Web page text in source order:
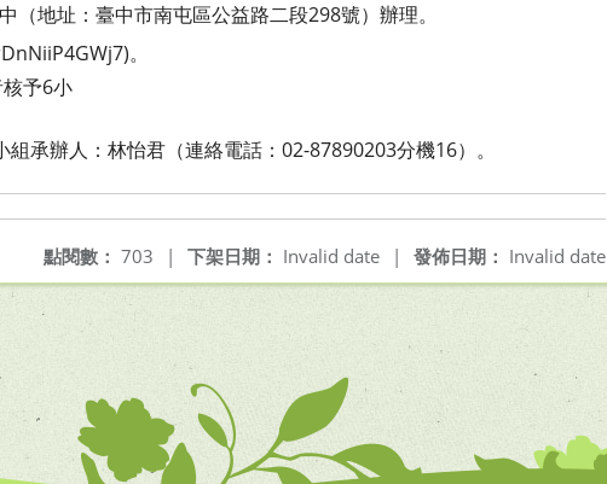
（地址：臺中市南屯區公益路二段298號）辦理。
。
予6小
組承辦人：林怡君（連絡電話：02-87890203分機16）。
發佈日期： Invalid date
下架日期： Invalid date |
點閱數： 703 |